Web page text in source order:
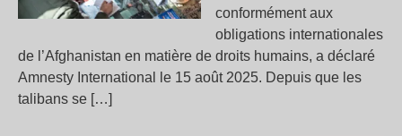
conformément aux
obligations internationales
de l’Afghanistan en matière de droits humains, a déclaré
Amnesty International le 15 août 2025. Depuis que les
talibans se […]